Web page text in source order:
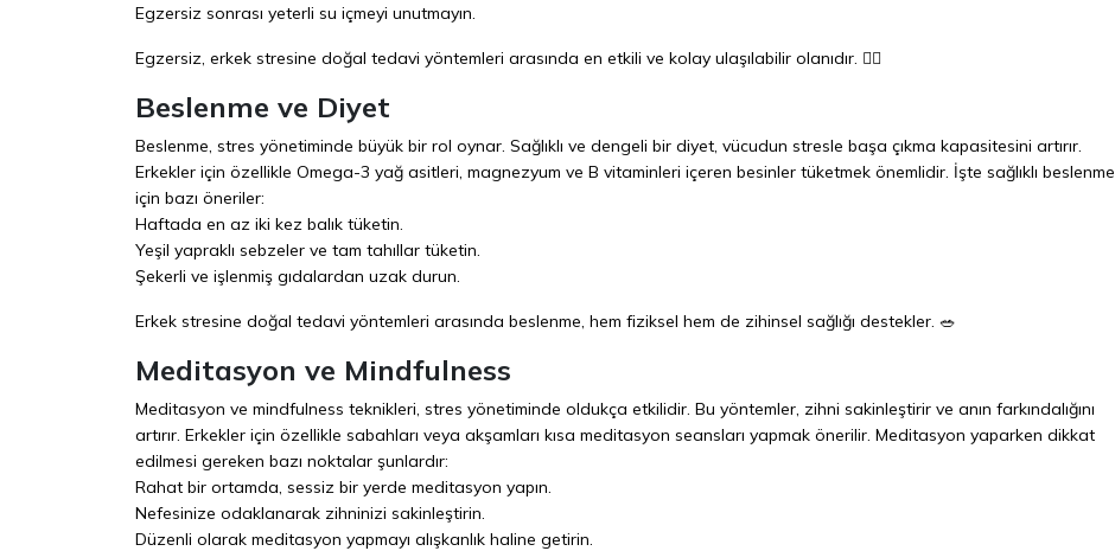
Egzersiz sonrası yeterli su içmeyi unutmayın.
Egzersiz, erkek stresine doğal tedavi yöntemleri arasında en etkili ve kolay ulaşılabilir olanıdır. 🏃‍♂️
Beslenme ve Diyet
Beslenme, stres yönetiminde büyük bir rol oynar. Sağlıklı ve dengeli bir diyet, vücudun stresle başa çıkma kapasitesini artırır.
Erkekler için özellikle Omega-3 yağ asitleri, magnezyum ve B vitaminleri içeren besinler tüketmek önemlidir. İşte sağlıklı beslenme
için bazı öneriler:
Haftada en az iki kez balık tüketin.
Yeşil yapraklı sebzeler ve tam tahıllar tüketin.
Şekerli ve işlenmiş gıdalardan uzak durun.
Erkek stresine doğal tedavi yöntemleri arasında beslenme, hem fiziksel hem de zihinsel sağlığı destekler. 🥗
Meditasyon ve Mindfulness
Meditasyon ve mindfulness teknikleri, stres yönetiminde oldukça etkilidir. Bu yöntemler, zihni sakinleştirir ve anın farkındalığını
artırır. Erkekler için özellikle sabahları veya akşamları kısa meditasyon seansları yapmak önerilir. Meditasyon yaparken dikkat
edilmesi gereken bazı noktalar şunlardır:
Rahat bir ortamda, sessiz bir yerde meditasyon yapın.
Nefesinize odaklanarak zihninizi sakinleştirin.
Düzenli olarak meditasyon yapmayı alışkanlık haline getirin.